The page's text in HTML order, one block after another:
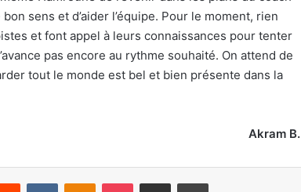
sens et d’aider l’équipe. Pour le moment, rien
et font appel à leurs connaissances pour tenter
pas encore au rythme souhaité. On attend de
tout le monde est bel et bien présente dans la
Akram B.
Reddit VKontakteOdnoklassniki
Pocket Partager par email Imprimer